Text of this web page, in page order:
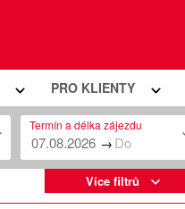
PRO KLIENTY
Termín a délka zájezdu
→
Více filtrů